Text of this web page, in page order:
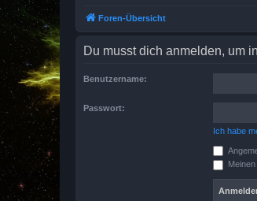
Foren-Übersicht
Du musst dich anmelden, um
Benutzername:
Passwort:
Ich habe